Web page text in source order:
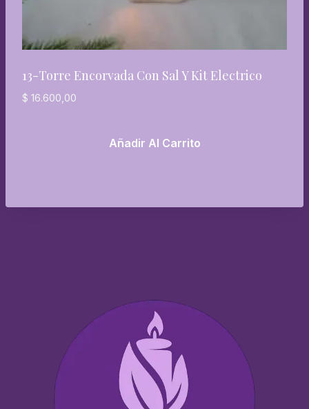
13-Torre Encorvada Con Sal Y Kit Electrico
$ 16.600,00
Añadir Al Carrito